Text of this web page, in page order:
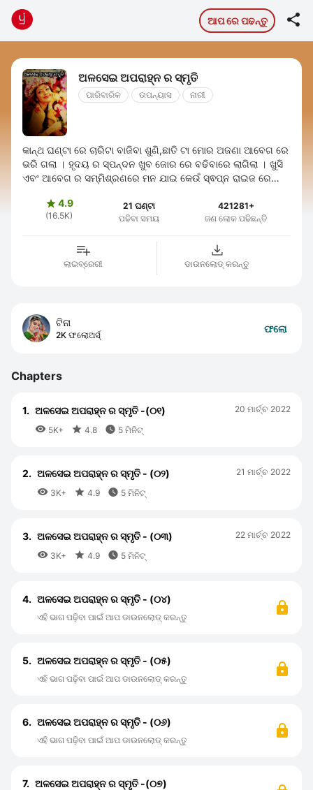
ଆପ ରେ ପଢନ୍ତୁ 
ଅଳସେଇ ଅପରାହ୍ନ ର ସ୍ମୃତି
ପାରିବାରିକ ଉପନ୍ୟାସ ନାରୀ
କାନ୍ଥ ଘଣ୍ଟା ରେ ଚାରିଟା ବାଜିବା ଶୁଣି,ଛାତି ଟା ମୋର ଅଜଣା ଆବେଗ ରେ
ଭରି ଗଲା । ହୃଦୟ ର ସ୍ପନ୍ଦନ ଖୁବ ଜୋର ରେ ବଢିବାରେ ଲାଗିଲା । ଖୁସି
ଏବଂ ଆବେଗ ର ସମ୍ମିଶ୍ରଣରେ ମନ ଯାଇ କେଉଁ ସ୍ଵପ୍ନ ରାଇଜ ରେ
4.9
(16.5K)
21 ଘଣ୍ଟା
ପଢିବା ସମୟ
421281+
ଜଣ ଲୋକ ପଢିଛନ୍ତି
ଲାଇବ୍ରେରୀ ଡାଉନଲୋଡ୍ କରନ୍ତୁ
ଟିନା
2K ଫଲୋଅର୍ସ୍
ଫଲୋ
Chapters
1. ଅଳସେଇ ଅପରାହ୍ନ ର ସ୍ମୃତି -(୦୧)
 5K+  4.8  5 ମିନିଟ୍
20 ମାର୍ଚ୍ଚ 2022
2. ଅଳସେଇ ଅପରାହ୍ନ ର ସ୍ମୃତି - (୦୨)
 3K+  4.9  5 ମିନିଟ୍
21 ମାର୍ଚ୍ଚ 2022
3. ଅଳସେଇ ଅପରାହ୍ନ ର ସ୍ମୃତି - (୦୩)
 3K+  4.9  5 ମିନିଟ୍
22 ମାର୍ଚ୍ଚ 2022
4. ଅଳସେଇ ଅପରାହ୍ନ ର ସ୍ମୃତି - (୦୪)
ଏହି ଭାଗ ପଢ଼ିବା ପାଇଁ ଆପ ଡାଉନଲୋଡ୍ କରନ୍ତୁ
5. ଅଳସେଇ ଅପରାହ୍ନ ର ସ୍ମୃତି - (୦୫)
ଏହି ଭାଗ ପଢ଼ିବା ପାଇଁ ଆପ ଡାଉନଲୋଡ୍ କରନ୍ତୁ
6. ଅଳସେଇ ଅପରାହ୍ନ ର ସ୍ମୃତି - (୦୬)
ଏହି ଭାଗ ପଢ଼ିବା ପାଇଁ ଆପ ଡାଉନଲୋଡ୍ କରନ୍ତୁ
7. ଅଳସେଇ ଅପରାହ୍ନ ର ସ୍ମୃତି -(୦୭)